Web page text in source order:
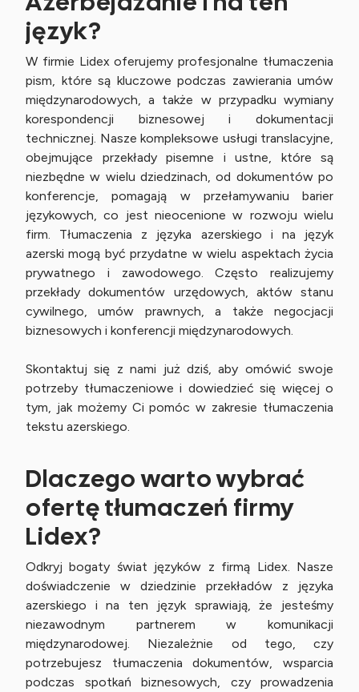
język?
W firmie Lidex oferujemy profesjonalne tłumaczenia
pism, które są kluczowe podczas zawierania umów
międzynarodowych, a także w przypadku wymiany
korespondencji biznesowej i dokumentacji
technicznej. Nasze kompleksowe usługi translacyjne,
obejmujące przekłady pisemne i ustne, które są
niezbędne w wielu dziedzinach, od dokumentów po
konferencje, pomagają w przełamywaniu barier
językowych, co jest nieocenione w rozwoju wielu
firm. Tłumaczenia z języka azerskiego i na język
azerski mogą być przydatne w wielu aspektach życia
prywatnego i zawodowego. Często realizujemy
przekłady dokumentów urzędowych, aktów stanu
cywilnego, umów prawnych, a także negocjacji
biznesowych i konferencji międzynarodowych.
Skontaktuj się z nami już dziś, aby omówić swoje
potrzeby tłumaczeniowe i dowiedzieć się więcej o
tym, jak możemy Ci pomóc w zakresie tłumaczenia
tekstu azerskiego.
Dlaczego warto wybrać
ofertę tłumaczeń firmy
Lidex?
Odkryj bogaty świat języków z firmą Lidex. Nasze
doświadczenie w dziedzinie przekładów z języka
azerskiego i na ten język sprawiają, że jesteśmy
niezawodnym partnerem w komunikacji
międzynarodowej. Niezależnie od tego, czy
potrzebujesz tłumaczenia dokumentów, wsparcia
podczas spotkań biznesowych, czy prowadzenia